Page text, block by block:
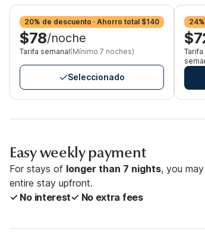
20% de descuento · Ahorro total $140
$78/noche
Tarifa semanal(Mínimo 7 noches)
Seleccionado
Easy weekly payment
For stays of longer than 7 nights, you
entire stay upfront.
✓ No interest✓ No extra fees